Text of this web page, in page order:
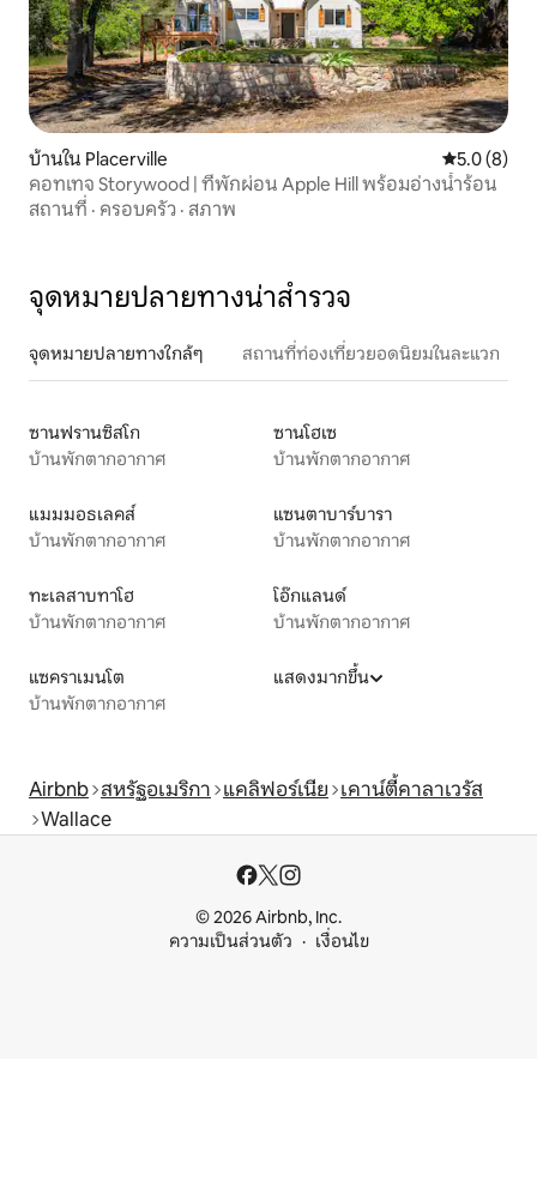
บ้านใน Placerville คะแนนเฉลี่
5.0 (8)
คอทเทจ Storywood | ที่พักผ่อน Apple Hill พร้อมอ่างน้ำร้อน
สถานที่ · ครอบครัว · สภาพ
จุดหมายปลายทางน่าสำรวจ
จุดหมายปลายทางใกล้ๆ สถานที่ท่องเที่ยวยอดนิยมในละแวก
ซานฟรานซิสโก
บ้านพักตากอากาศ
ซานโฮเซ
บ้านพักตากอากาศ
แมมมอธเลคส์
บ้านพักตากอากาศ
แซนตาบาร์บารา
บ้านพักตากอากาศ
ทะเลสาบทาโฮ
บ้านพักตากอากาศ
โอ๊กแลนด์
บ้านพักตากอากาศ
แซคราเมนโต
บ้านพักตากอากาศ
แสดงมากขึ้น
Airbnb สหรัฐอเมริกา แคลิฟอร์เนีย เคาน์ตี้คาลาเวรัส
Wallace
© 2026 Airbnb, Inc.
ความเป็นส่วนตัว
เงื่อนไข